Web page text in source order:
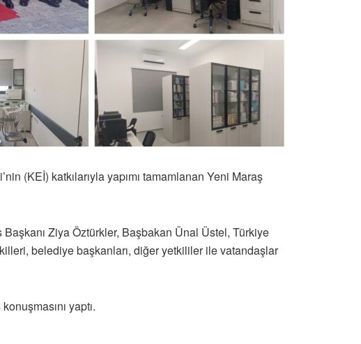
(KEİ) katkılarıyla yapımı tamamlanan Yeni Maraş
Ziya Öztürkler, Başbakan Ünal Üstel, Türkiye
belediye başkanları, diğer yetkililer ile vatandaşlar
yaptı.